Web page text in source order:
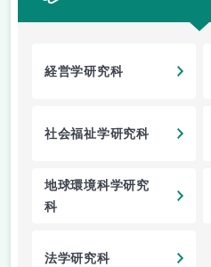
経営学研究科
社会福祉学研究科
地球環境科学研究
科
法学研究科